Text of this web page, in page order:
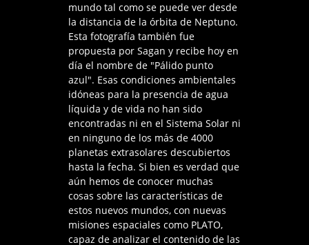
mundo tal como se puede ver desde
la distancia de la órbita de Neptuno.
Esta fotografía también fue
propuesta por Sagan y recibe hoy en
día el nombre de "Pálido punto
azul". Esas condiciones ambientales
idóneas para la presencia de agua
líquida y de vida no han sido
encontradas ni en el Sistema Solar ni
en ninguno de los más de 4000
planetas extrasolares descubiertos
hasta la fecha. Si bien es verdad que
aún hemos de conocer muchas
cosas sobre las características de
estos nuevos mundos, con nuevas
misiones espaciales como PLATO,
capaz de analizar el contenido de las